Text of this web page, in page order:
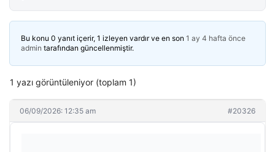
Bu konu 0 yanıt içerir, 1 izleyen vardır ve en son 1 ay 4 hafta önce
admin tarafından güncellenmiştir.
1 yazı görüntüleniyor (toplam 1)
06/09/2026: 12:35 am #20326